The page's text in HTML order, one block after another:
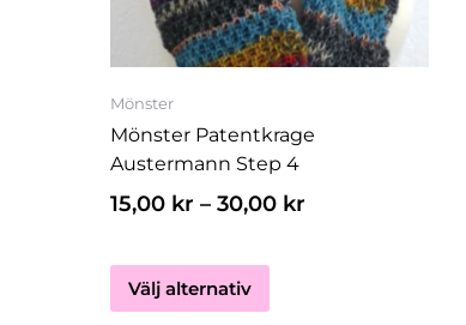
Mönster
Mönster Patentkrage
Austermann Step 4
15,00 kr – 30,00 kr
Välj alternativ
De
olika
alternativen
väljas
på